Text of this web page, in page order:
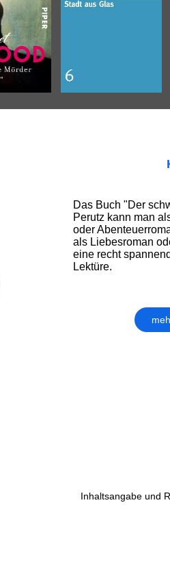
Das Buch "Der
Perutz kann man
oder
als Liebesroman
eine recht
Lektüre.
Inhaltsangabe und